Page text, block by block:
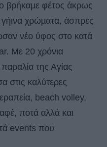
βρήκαµε φέτος άκρως
χρώµατα, άσπρες
νέο ύφος στο κατά
Με 20 χρόνια
της Αγίας
στις καλύτερες
beach volley,
ποτά αλλά και
events που